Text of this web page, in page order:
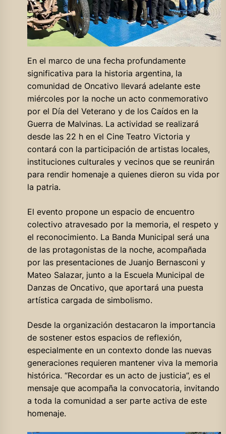
En el marco de una fecha profundamente
significativa para la historia argentina, la
comunidad de Oncativo llevará adelante este
miércoles por la noche un acto conmemorativo
por el Día del Veterano y de los Caídos en la
Guerra de Malvinas. La actividad se realizará
desde las 22 h en el Cine Teatro Victoria y
contará con la participación de artistas locales,
instituciones culturales y vecinos que se reunirán
para rendir homenaje a quienes dieron su vida por
la patria.
El evento propone un espacio de encuentro
colectivo atravesado por la memoria, el respeto y
el reconocimiento. La Banda Municipal será una
de las protagonistas de la noche, acompañada
por las presentaciones de Juanjo Bernasconi y
Mateo Salazar, junto a la Escuela Municipal de
Danzas de Oncativo, que aportará una puesta
artística cargada de simbolismo.
Desde la organización destacaron la importancia
de sostener estos espacios de reflexión,
especialmente en un contexto donde las nuevas
generaciones requieren mantener viva la memoria
histórica. “Recordar es un acto de justicia”, es el
mensaje que acompaña la convocatoria, invitando
a toda la comunidad a ser parte activa de este
homenaje.